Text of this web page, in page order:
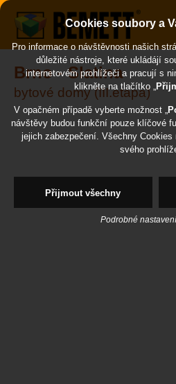
Brno - Slatina
bytové domy (III.etapa)
Cookies soubory a
Pro informace o návštěvnosti našich
důležité nástroje, které ukládájí
internetovém prohlížeči a pracují s
klikněte na tlačítko „
V opačném případě vyberte možnost „
návštěvy budou funkční pouze klíčové
jejich zabezpečení. Všechny
svého
Přijmout všechny
Podrobné